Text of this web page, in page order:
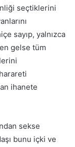
seçtiklerini
sayıp, yalnızca
gelse tüm
ihanete
sekse
bunu içki ve